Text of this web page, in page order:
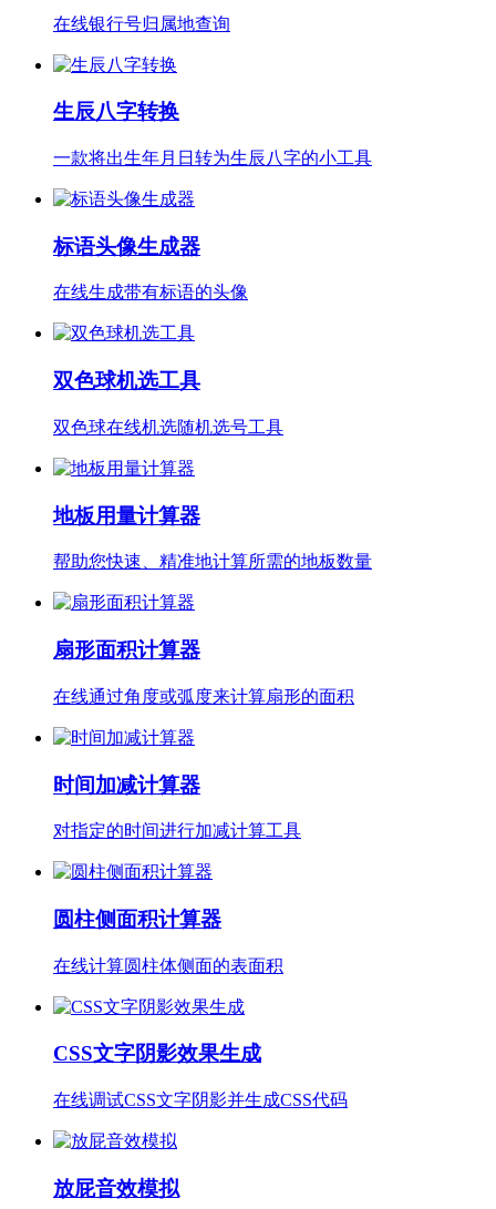
在线银行号归属地查询
生辰八字转换
一款将出生年月日转为生辰八字的小工具
标语头像生成器
在线生成带有标语的头像
双色球机选工具
双色球在线机选随机选号工具
地板用量计算器
帮助您快速、精准地计算所需的地板数量
扇形面积计算器
在线通过角度或弧度来计算扇形的面积
时间加减计算器
对指定的时间进行加减计算工具
圆柱侧面积计算器
在线计算圆柱体侧面的表面积
CSS文字阴影效果生成
在线调试CSS文字阴影并生成CSS代码
放屁音效模拟